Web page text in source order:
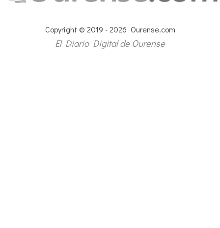
Copyright © 2019 - 2026 Ourense.com
El Diario Digital de Ourense